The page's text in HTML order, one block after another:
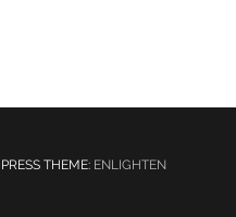
THEME: ENLIGHTEN